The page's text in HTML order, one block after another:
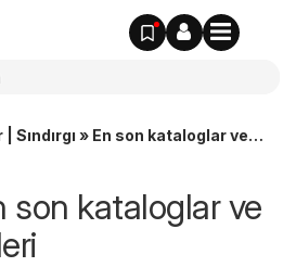
Sındırgı » En son kataloglar ve
son kataloglar ve